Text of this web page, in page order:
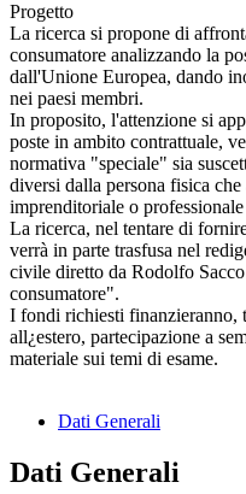
Progetto
La ricerca si propone di
consumatore analizzando la
dall'Unione Europea, dando
nei paesi membri.
In proposito, l'attenzione si
poste in ambito contrattuale,
normativa "speciale" sia
diversi dalla persona fisica
imprenditoriale o
La ricerca, nel tentare di
verrà in parte trasfusa nel
civile diretto da Rodolfo
consumatore".
I fondi richiesti finanzieranno,
all¿estero, partecipazione a
materiale sui temi di esame.
Dati Generali
Dati Generali